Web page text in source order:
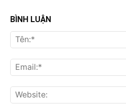
BÌNH LUẬN